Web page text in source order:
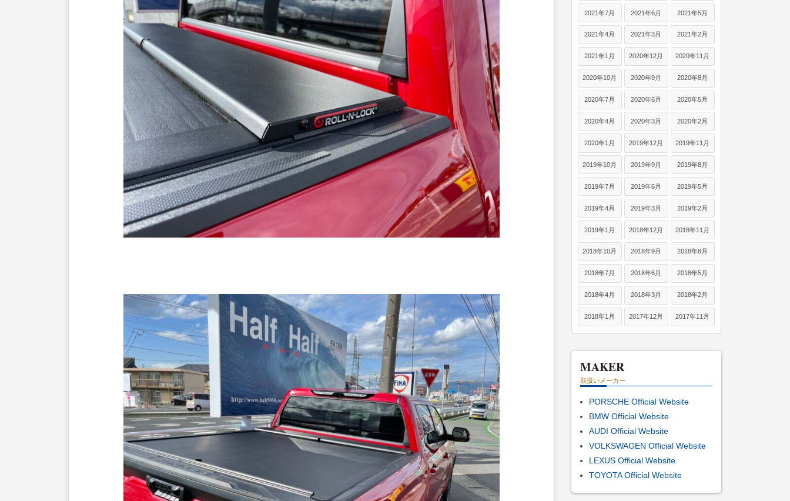
2021年7月 2021年6月 2021年5月
2021年4月 2021年3月 2021年2月
2021年1月 2020年12月 2020年11月
2020年10月 2020年9月 2020年8月
2020年7月 2020年6月 2020年5月
2020年4月 2020年3月 2020年2月
2020年1月 2019年12月 2019年11月
2019年10月 2019年9月 2019年8月
2019年7月 2019年6月 2019年5月
2019年4月 2019年3月 2019年2月
2019年1月 2018年12月 2018年11月
2018年10月 2018年9月 2018年8月
2018年7月 2018年6月 2018年5月
2018年4月 2018年3月 2018年2月
2018年1月 2017年12月 2017年11月
MAKER
取扱いメーカー
PORSCHE Official Website
BMW Official Website
AUDI Official Website
VOLKSWAGEN Official Website
LEXUS Official Website
TOYOTA Official Website